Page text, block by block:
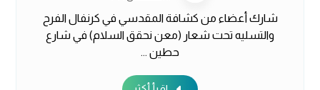
شارك أعضاء من كشافة المقدسي في كرنفال الفرح
والتسليه تحت شعار (معن نحقق السلام) في شارع
حطين ...